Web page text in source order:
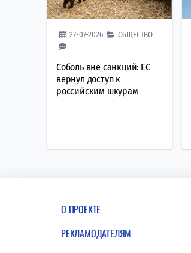
27-07-2026 ОБЩЕСТВО
Соболь вне санкций: ЕС
вернул доступ к
российским шкурам
О ПРОЕКТЕ
РЕКЛАМОДАТЕЛЯМ